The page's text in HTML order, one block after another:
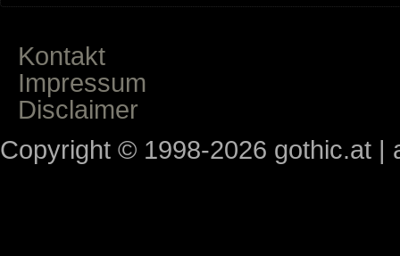
Kontakt
Impressum
Disclaimer
Copyright © 1998-2026 gothic.at |